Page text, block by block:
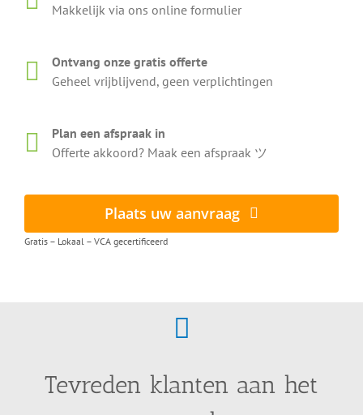
Makkelijk via ons online formulier
Ontvang onze gratis offerte
Geheel vrijblijvend, geen verplichtingen
Plan een afspraak in
Offerte akkoord? Maak een afspraak ツ
Plaats uw aanvraag
Gratis – Lokaal – VCA gecertificeerd
Tevreden klanten aan het